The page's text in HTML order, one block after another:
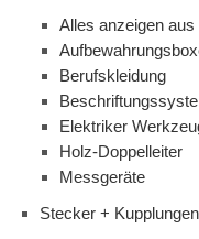
Alles anzeigen
Berufskleidung
Elektriker
Holz-Doppelleiter
Messgeräte
Stecker + Kupplungen